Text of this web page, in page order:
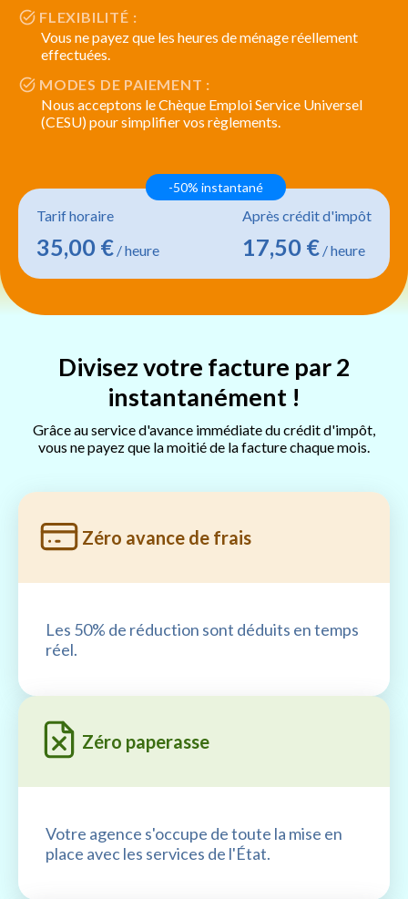
FLEXIBILITÉ :
Vous ne payez que les heures de ménage réellement
effectuées.
MODES DE PAIEMENT :
Nous acceptons le Chèque Emploi Service Universel
(CESU) pour simplifier vos règlements.
Tarif horaire
35,00 € / heure
Après crédit d'impôt
17,50 € / heure
-50% instantané
Divisez votre facture par 2
instantanément !
Grâce au service d'avance immédiate du crédit d'impôt,
vous ne payez que la moitié de la facture chaque mois.
Zéro avance de frais
Les 50% de réduction sont déduits en temps
réel.
Zéro paperasse
Votre agence s'occupe de toute la mise en
place avec les services de l'État.